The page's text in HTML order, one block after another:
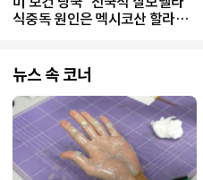
식중독 원인은 멕시코산 할라피
뉴스 속 코너